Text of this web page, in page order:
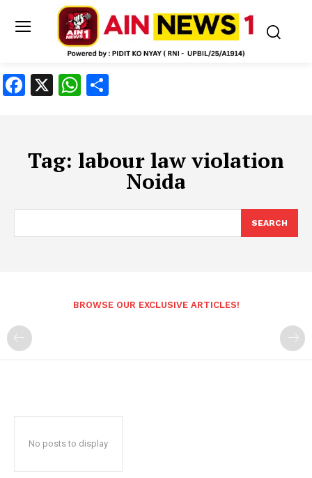
Facebook
X WhatsApp
Tag: labour law violation
Noida
SEARCH
BROWSE OUR EXCLUSIVE ARTICLES!
No posts to display